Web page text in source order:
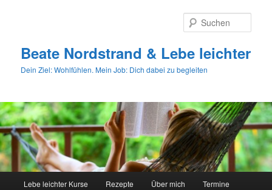
Beate Nordstrand & Lebe leichter
Dein Ziel: Wohlfühlen. Mein Job: Dich dabei zu begleiten
Lebe leichter Kurse Rezepte Über mich Termine